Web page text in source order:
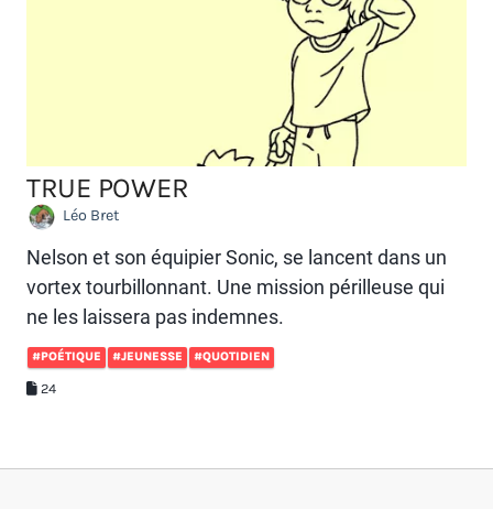
TRUE POWER
Léo Bret
Nelson et son équipier Sonic, se lancent dans un
vortex tourbillonnant. Une mission périlleuse qui
ne les laissera pas indemnes.
#POÉTIQUE #JEUNESSE #QUOTIDIEN
24